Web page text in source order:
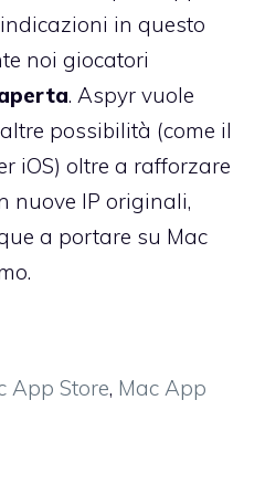
in questo
noi giocatori
. Aspyr vuole
possibilità (come il
iOS) oltre a rafforzare
nuove IP originali,
a portare su Mac
App Store, Mac App